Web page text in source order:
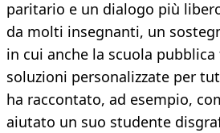
paritario e un dialogo più
da molti insegnanti, un
in cui anche la scuola
soluzioni personalizzate per
ha raccontato, ad esempio,
aiutato un suo studente